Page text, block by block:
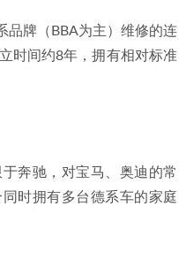
品牌（BBA为主）维修的连
时间约8年，拥有相对标准
奔驰，对宝马、奥迪的常
时拥有多台德系车的家庭